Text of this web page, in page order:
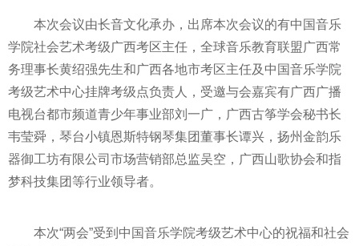
本次会议由长音文化承办，出席本次会议的有中国音乐
学院社会艺术考级广西考区主任，全球音乐教育联盟广西常
务理事长黄绍强先生和广西各地市考区主任及中国音乐学院
考级艺术中心挂牌考级点负责人，受邀与会嘉宾有广西广播
电视台都市频道青少年事业部刘一广，广西古筝学会秘书长
韦莹舜，琴台小镇恩斯特钢琴集团董事长谭兴，扬州金韵乐
器御工坊有限公司市场营销部总监吴空，广西山歌协会和指
梦科技集团等行业领导者。
本次“两会”受到中国音乐学院考级艺术中心的祝福和社会